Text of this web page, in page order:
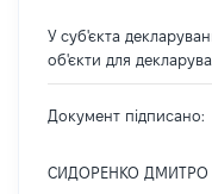
У суб'єкта
об'єкти для
Документ підписано:
СИДОРЕНКО ДМИТРО